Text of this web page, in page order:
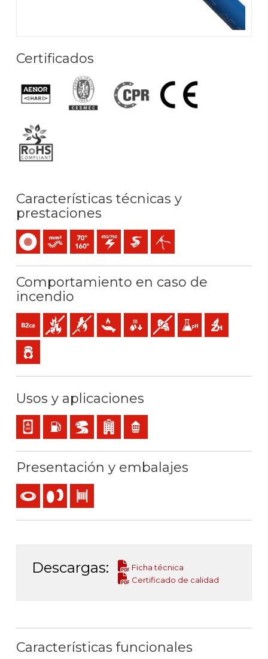
Certificados
Características técnicas y
prestaciones
Unipolar Conductor flexible (clase 5) mm2
Temperatura máx. servicio: 70ºC / 160ºC
450 / 750 V C.A.Extra-deslizante
Fácil pelado
Comportamiento en caso de
incendio
B2ca-s1a,d1,a1 (reacción al fuego)
No propagador de incendio
No propagador de la llama
Baja emisión de calor
Reducida caída de gotas inflamables
Baja emisión y opacidad de
Baja acidez y
Libre de
Baja emisión de gases tóxicos
Usos y aplicaciones
Cableado interno de cuadros o equipos
Locales con riesgo de incendio o explosión
BD2, BD3, BD4 (túneles, rascacielos…)
Locales de pública concurrencia
Residencial
Presentación y embalajes
Carrete Bobina
Descargas:
Ficha técnica
Certificado de calidad
Características funcionales